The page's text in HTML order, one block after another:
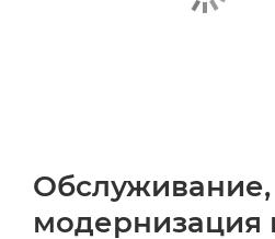
Обслуживание,
модернизация